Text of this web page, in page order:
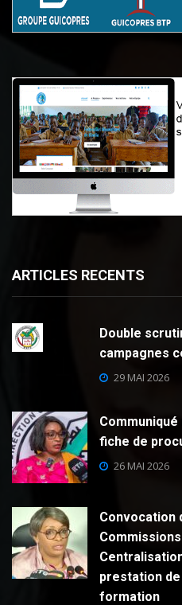
ARTICLES RECENTS
Double
campagnes
29 MAI 2026
fiche de
26 MAI 2026
Convocation
prestation
formation